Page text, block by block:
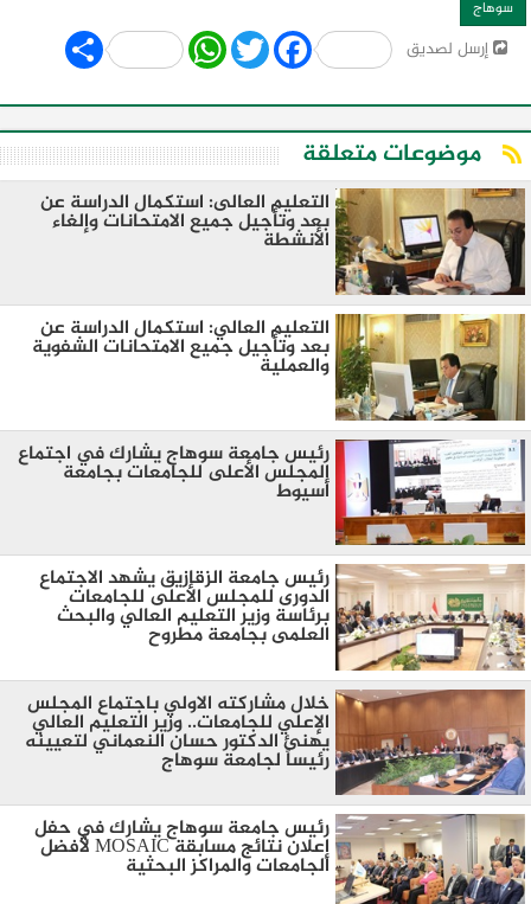
سوهاج
إرسل لصديق Share WhatsApp
Twitter Facebook
موضوعات متعلقة
التعليم العالى: استكمال الدراسة عن
بعد وتأجيل جميع الامتحانات وإلغاء
الأنشطة
التعليم العالي: استكمال الدراسة عن
بعد وتأجيل جميع الامتحانات الشفوية
والعملية
رئيس جامعة سوهاج يشارك في اجتماع
المجلس الأعلى للجامعات بجامعة
أسيوط
رئيس جامعة الزقازيق يشهد الاجتماع
الدورى للمجلس الأعلى للجامعات
برئاسة وزير التعليم العالي والبحث
العلمى بجامعة مطروح
خلال مشاركته الاولي باجتماع المجلس
الإعلي للجامعات.. وزير التعليم العالي
يهنئ الدكتور حسان النعماني لتعيينه
رئيساً لجامعة سوهاج
رئيس جامعة سوهاج يشارك في حفل
إعلان نتائج مسابقة MOSAIC لأفضل
الجامعات والمراكز البحثية